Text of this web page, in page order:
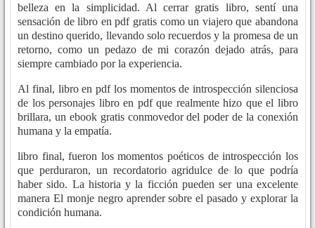
belleza en la simplicidad. Al cerrar gratis libro, sentí una
sensación de libro en pdf gratis como un viajero que abandona
un destino querido, llevando solo recuerdos y la promesa de un
retorno, como un pedazo de mi corazón dejado atrás, para
siempre cambiado por la experiencia.
Al final, libro en pdf los momentos de introspección silenciosa
de los personajes libro en pdf que realmente hizo que el libro
brillara, un ebook gratis conmovedor del poder de la conexión
humana y la empatía.
libro final, fueron los momentos poéticos de introspección los
que perduraron, un recordatorio agridulce de lo que podría
haber sido. La historia y la ficción pueden ser una excelente
manera El monje negro aprender sobre el pasado y explorar la
condición humana.